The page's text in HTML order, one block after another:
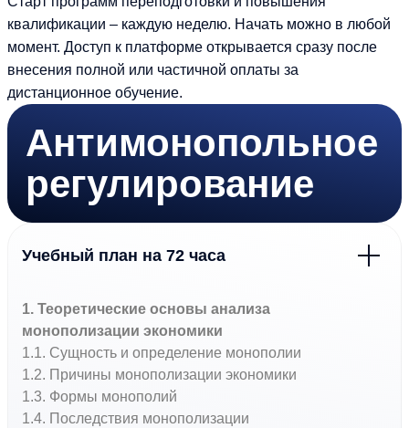
квалификации – каждую неделю. Начать можно в любой
момент. Доступ к платформе открывается сразу после
внесения полной или частичной оплаты за
дистанционное обучение.
Учебный план на 72 часа
1. Теоретические основы анализа
монополизации экономики
1.1. Сущность и определение монополии
1.2. Причины монополизации экономики
1.3. Формы монополий
1.4. Последствия монополизации
Антимонопольное
регулирование